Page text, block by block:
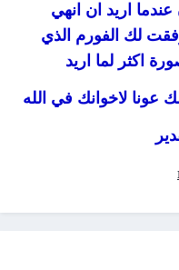
اريد ان انهي
لك الفورم الذي
اكثر لما اريد
عونا لاخوانك في الله